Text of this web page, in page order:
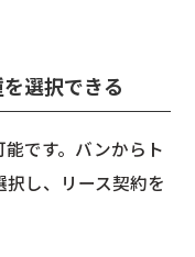
選択できる
です。バンからト
し、リース契約を